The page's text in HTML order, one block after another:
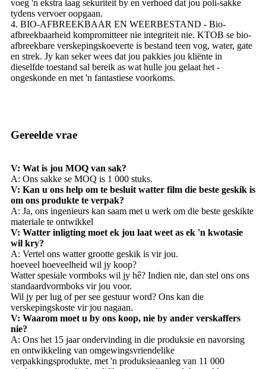
voeg 'n ekstra laag sekuriteit by en verhoed dat jou poli-sakke
tydens vervoer oopgaan.
4. BIO-AFBREEKBAAR EN WEERBESTAND - Bio-
afbreekbaarheid kompromitteer nie integriteit nie. KTOB se bio-
afbreekbare verskepingskoeverte is bestand teen vog, water, gate
en strek. Jy kan seker wees dat jou pakkies jou kliënte in
dieselfde toestand sal bereik as wat hulle jou gelaat het -
ongeskonde en met 'n fantastiese voorkoms.
Gereelde vrae
V: Wat is jou MOQ van sak?
A: Ons sakke se MOQ is 1 000 stuks.
V: Kan u ons help om te besluit watter film die beste geskik is
om ons produkte te verpak?
A: Ja, ons ingenieurs kan saam met u werk om die beste geskikte
materiale te ontwikkel
V: Watter inligting moet ek jou laat weet as ek 'n kwotasie
wil kry?
A: Vertel ons watter grootte geskik is vir jou.
hoeveel hoeveelheid wil jy koop?
Watter spesiale vormboks wil jy hê? Indien nie, dan stel ons ons
standaardvormboks vir jou voor.
Wil jy per lug of per see gestuur word? Ons kan die
verskepingskoste vir jou nagaan.
V: Waarom moet u by ons koop, nie by ander verskaffers
nie?
A: Ons het 15 jaar ondervinding in die produksie en navorsing
en ontwikkeling van omgewingsvriendelike
verpakkingsprodukte, met 'n produksieaanleg van 11 000